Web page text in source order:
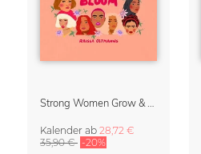
Strong Women Grow & Bloom Kalender 2027
Kalender ab 28,72 €
35,90 € -20%